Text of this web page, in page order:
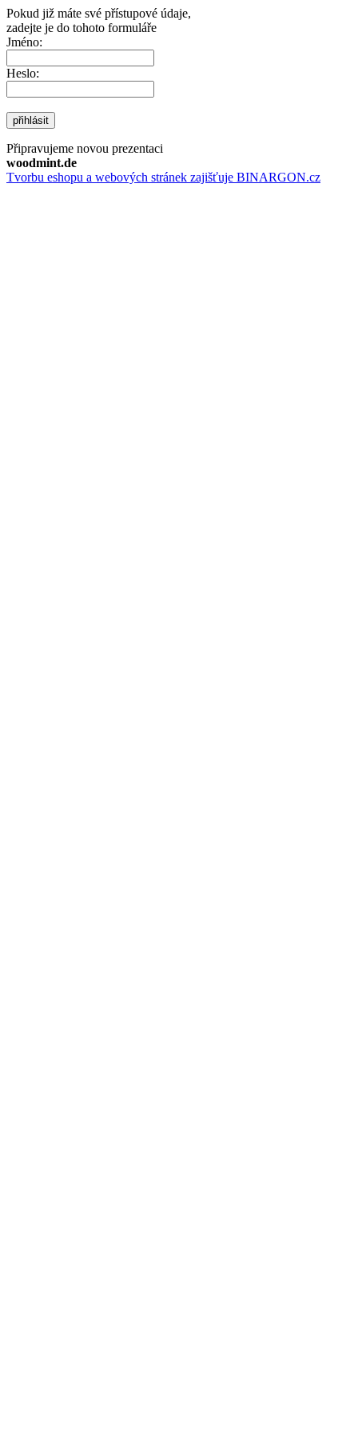
Pokud již máte své přístupové údaje,
zadejte je do tohoto formuláře
Jméno:
Heslo:
přihlásit
Připravujeme novou prezentaci
woodmint.de
Tvorbu eshopu a webových stránek zajišťuje BINARGON.cz